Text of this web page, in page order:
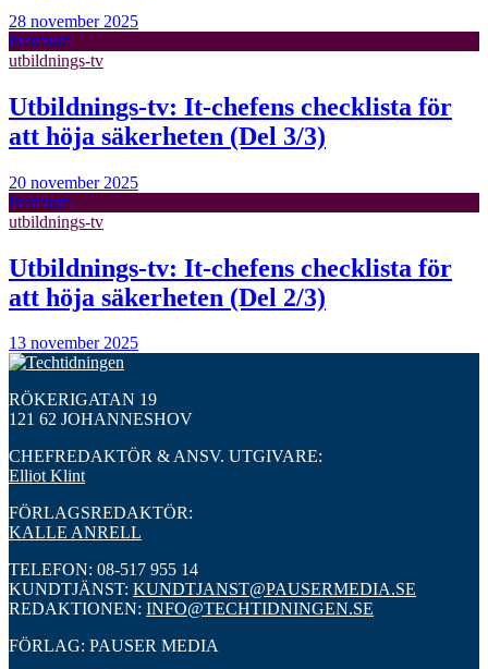
28 november 2025
Premium
utbildnings-tv
Utbildnings-tv: It-chefens checklista för
att höja säkerheten (Del 3/3)
20 november 2025
Premium
utbildnings-tv
Utbildnings-tv: It-chefens checklista för
att höja säkerheten (Del 2/3)
13 november 2025
RÖKERIGATAN 19
121 62 JOHANNESHOV
CHEFREDAKTÖR & ANSV. UTGIVARE:
Elliot Klint
FÖRLAGSREDAKTÖR:
KALLE ANRELL
TELEFON: 08-517 955 14
KUNDTJÄNST: KUNDTJANST@PAUSERMEDIA.SE
REDAKTIONEN: INFO@TECHTIDNINGEN.SE
FÖRLAG: PAUSER MEDIA